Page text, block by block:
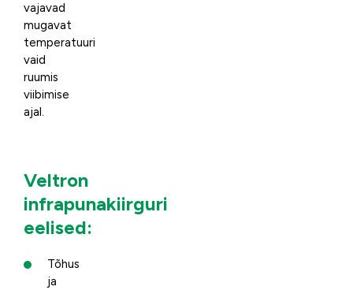
vajavad
mugavat
temperatuuri
vaid
ruumis
viibimise
ajal.
Veltron
infrapunakiirguri
eelised:
Tõhus
ja